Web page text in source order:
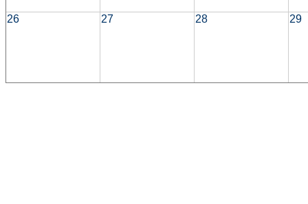
26 27 28 29